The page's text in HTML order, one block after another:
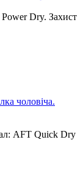
Dry. Захист
AFT Quick Dry